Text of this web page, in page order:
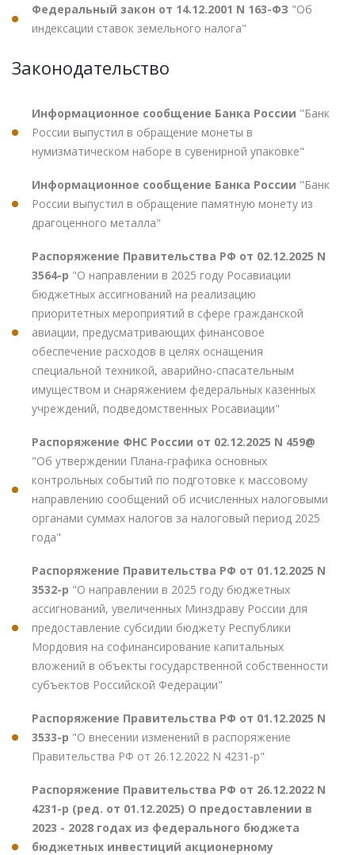
Федеральный закон от 14.12.2001 N 163-ФЗ "Об
индексации ставок земельного налога"
Законодательство
Информационное сообщение Банка России "Банк
России выпустил в обращение монеты в
нумизматическом наборе в сувенирной упаковке"
Информационное сообщение Банка России "Банк
России выпустил в обращение памятную монету из
драгоценного металла"
Распоряжение Правительства РФ от 02.12.2025 N
3564-р "О направлении в 2025 году Росавиации
бюджетных ассигнований на реализацию
приоритетных мероприятий в сфере гражданской
авиации, предусматривающих финансовое
обеспечение расходов в целях оснащения
специальной техникой, аварийно-спасательным
имуществом и снаряжением федеральных казенных
учреждений, подведомственных Росавиации"
Распоряжение ФНС России от 02.12.2025 N 459@
"Об утверждении Плана-графика основных
контрольных событий по подготовке к массовому
направлению сообщений об исчисленных налоговыми
органами суммах налогов за налоговый период 2025
года"
Распоряжение Правительства РФ от 01.12.2025 N
3532-р "О направлении в 2025 году бюджетных
ассигнований, увеличенных Минздраву России для
предоставление субсидии бюджету Республики
Мордовия на софинансирование капитальных
вложений в объекты государственной собственности
субъектов Российской Федерации"
Распоряжение Правительства РФ от 01.12.2025 N
3533-р "О внесении изменений в распоряжение
Правительства РФ от 26.12.2022 N 4231-р"
Распоряжение Правительства РФ от 26.12.2022 N
4231-р (ред. от 01.12.2025) О предоставлении в
2023 - 2028 годах из федерального бюджета
бюджетных инвестиций акционерному